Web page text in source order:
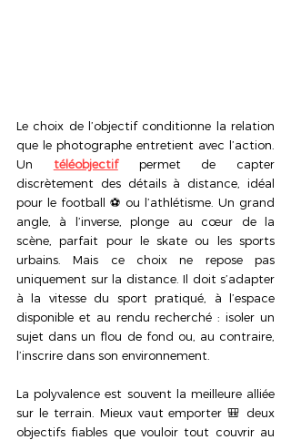
Le choix de l’objectif conditionne la relation
que le photographe entretient avec l’action.
Un téléobjectif permet de capter
discrètement des détails à distance, idéal
pour le football ⚽ ou l’athlétisme. Un grand
angle, à l’inverse, plonge au cœur de la
scène, parfait pour le skate ou les sports
urbains. Mais ce choix ne repose pas
uniquement sur la distance. Il doit s’adapter
à la vitesse du sport pratiqué, à l’espace
disponible et au rendu recherché : isoler un
sujet dans un flou de fond ou, au contraire,
l’inscrire dans son environnement.
La polyvalence est souvent la meilleure alliée
sur le terrain. Mieux vaut emporter 🎒 deux
objectifs fiables que vouloir tout couvrir au